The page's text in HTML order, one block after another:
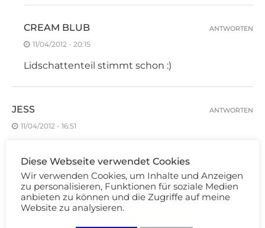
CREAM BLUB
11/04/2012 - 20:15
Lidschattenteil stimmt schon :)
ANTWORTEN
JESS
11/04/2012 - 16:51
um ihn zu benutzen bzw. es ist nur overspray :D
LG <3
ANTWORTEN
Diese Webseite verwendet Cookies
Wir verwenden Cookies, um Inhalte und Anzeigen
zu personalisieren, Funktionen für soziale Medien
anbieten zu können und die Zugriffe auf meine
Website zu analysieren.